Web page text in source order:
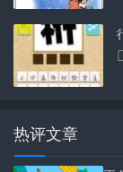
热评文章